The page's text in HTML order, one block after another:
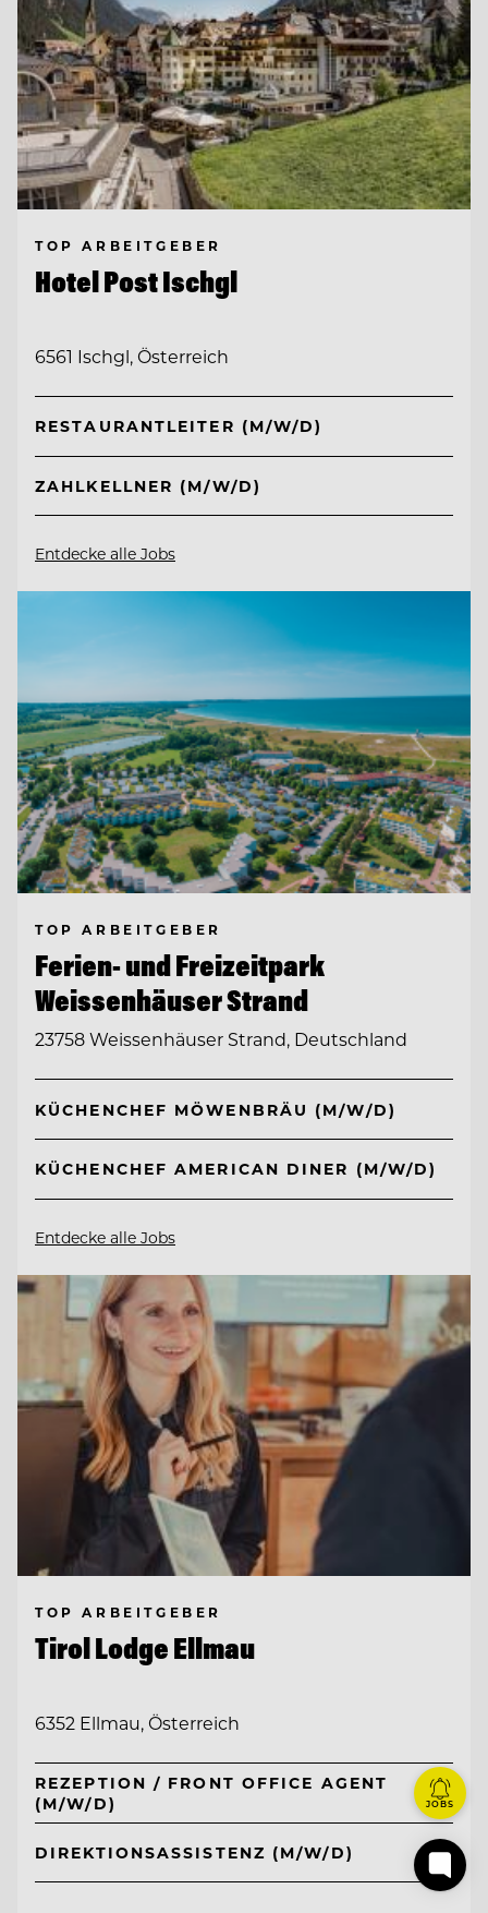
TOP ARBEITGEBER
Hotel Post Ischgl
6561 Ischgl, Österreich
RESTAURANTLEITER (M/W/D)
ZAHLKELLNER (M/W/D)
Entdecke alle Jobs
TOP ARBEITGEBER
Ferien- und Freizeitpark
Weissenhäuser Strand
23758 Weissenhäuser Strand, Deutschland
KÜCHENCHEF MÖWENBRÄU (M/W/D)
KÜCHENCHEF AMERICAN DINER (M/W/D)
Entdecke alle Jobs
TOP ARBEITGEBER
Tirol Lodge Ellmau
6352 Ellmau, Österreich
REZEPTION / FRONT OFFICE AGENT
(M/W/D)
DIREKTIONSASSISTENZ (M/W/D)
JOBS